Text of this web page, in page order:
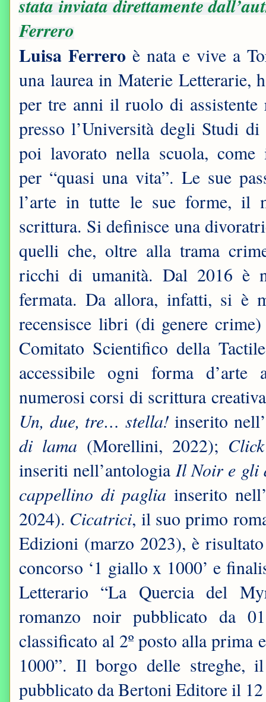
stata inviata direttamente
Ferrero
Luisa Ferrero è nata e vive a
una laurea in Materie Letterarie,
per tre anni il ruolo di assistente
presso l’Università degli Studi
poi lavorato nella scuola, come
per “quasi una vita”. Le sue
l’arte in tutte le sue forme, il
scrittura. Si definisce una
quelli che, oltre alla trama
ricchi di umanità. Dal 2016 è
fermata. Da allora, infatti, si è
recensisce libri (di genere
Comitato Scientifico della
accessibile ogni forma
numerosi corsi di scrittura
Un, due, tre… stella!inserito
di lama (Morellini, 2022);
inseriti nell’antologiaIl Noir e
cappellino di pagliainserito
2024). Cicatrici, il suo primo
Edizioni (marzo 2023), è
concorso ‘1 giallo x 1000’ e
Letterario “La Quercia del
romanzo noir pubblicato da
classificato al 2º posto alla prima
1000”. Il borgo delle streghe,
pubblicato da Bertoni Editore il